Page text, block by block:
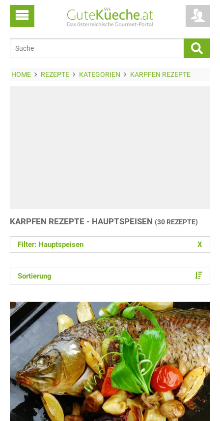
HOME REZEPTE KATEGORIEN KARPFEN REZEPTE
KARPFEN REZEPTE - HAUPTSPEISEN (30 REZEPTE)
Filter: Hauptspeisen X
Sortierung